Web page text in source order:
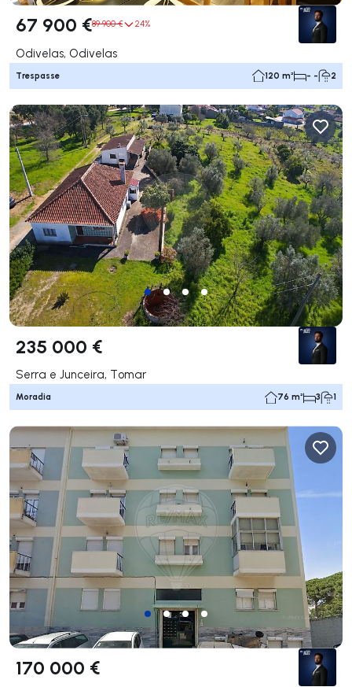
67 900 €89 900 € 24%
Odivelas, Odivelas
Trespasse 120 m² - - 2
235 000 €
Serra e Junceira, Tomar
Moradia 76 m² 3 1
170 000 €